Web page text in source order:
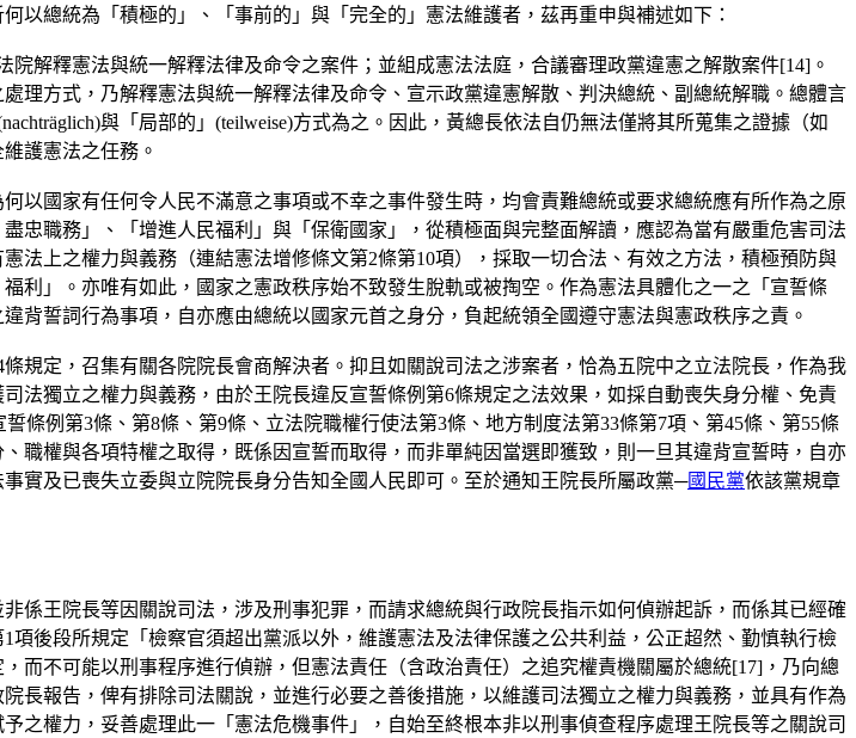
總統為「積極的」、「事前的」與「完全的」憲法維護者，茲再重申與補述如下：
解釋憲法與統一解釋法律及命令之案件；並組成憲法法庭，合議審理政黨違憲之解散案件[14]。
理方式，乃解釋憲法與統一解釋法律及命令、宣示政黨違憲解散、判決總統、副總統解職。總體言
與「局部的」(teilweise)方式為之。因此，黃總長依法自仍無法僅將其所蒐集之證據（如
護憲法之任務。
以國家有任何令人民不滿意之事項或不幸之事件發生時，均會責難總統或要求總統應有所作為之原
忠職務」、「增進人民福利」與「保衛國家」，從積極面與完整面解讀，應認為當有嚴重危害司法
法上之權力與義務（連結憲法增修條文第2條第10項），採取一切合法、有效之方法，積極預防與
利」。亦唯有如此，國家之憲政秩序始不致發生脫軌或被掏空。作為憲法具體化之一之「宣誓條
誓詞行為事項，自亦應由總統以國家元首之身分，負起統領全國遵守憲法與憲政秩序之責。
規定，召集有關各院院長會商解決者。抑且如關說司法之涉案者，恰為五院中之立法院長，作為我
法獨立之權力與義務，由於王院長違反宣誓條例第6條規定之法效果，如採自動喪失身分權、免責
例第3條、第8條、第9條、立法院職權行使法第3條、地方制度法第33條第7項、第45條、第55條
職權與各項特權之取得，既係因宣誓而取得，而非單純因當選即獲致，則一旦其違背宣誓時，自亦
實及已喪失立委與立院院長身分告知全國人民即可。至於通知王院長所屬政黨─國民黨依該黨規章
係王院長等因關說司法，涉及刑事犯罪，而請求總統與行政院長指示如何偵辦起訴，而係其已經確
後段所規定「檢察官須超出黨派以外，維護憲法及法律保護之公共利益，公正超然、勤慎執行檢
而不可能以刑事程序進行偵辦，但憲法責任（含政治責任）之追究權責機關屬於總統[17]，乃向總
長報告，俾有排除司法關說，並進行必要之善後措施，以維護司法獨立之權力與義務，並具有作為
之權力，妥善處理此一「憲法危機事件」，自始至終根本非以刑事偵查程序處理王院長等之關說司